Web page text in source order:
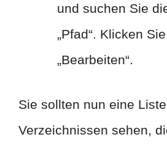
und suchen Sie
„Pfad“. Klicken
„Bearbeiten“.
Sie sollten nun eine
Verzeichnissen sehen,